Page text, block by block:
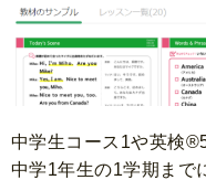
中学生コース1や英検
中学1年生の1学期まで